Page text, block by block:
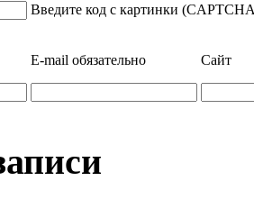
Введите код с картинки
E-mail обязательно Сайт